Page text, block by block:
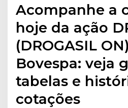
Acompanhe a
hoje da ação
(DROGASIL
Bovespa: veja
tabelas e
cotações